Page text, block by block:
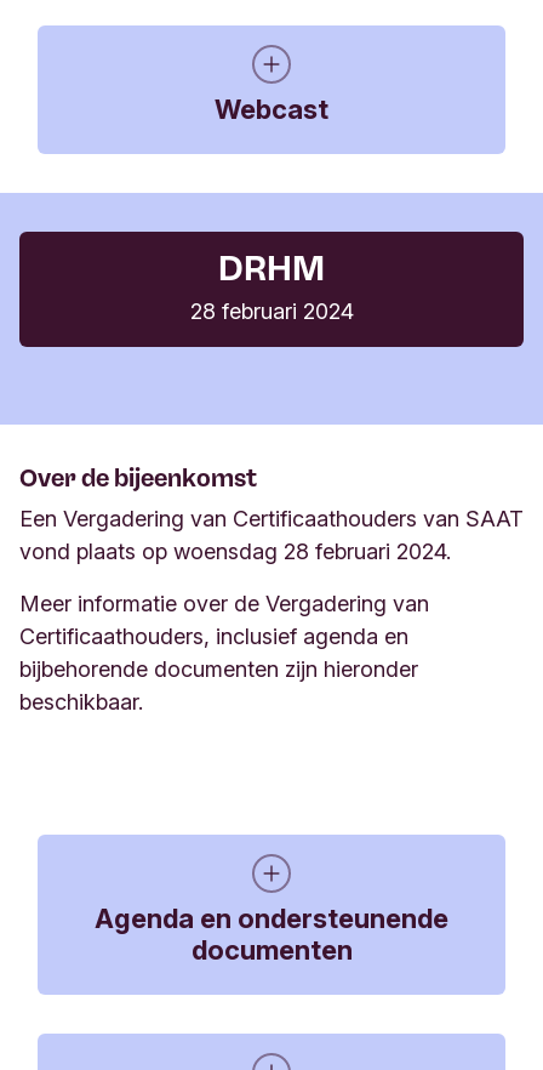
Notulen Vergadering van
56 KB, PDF
Webcast
De bijeenkomst is in het Nederlands, maar
vertalingen in het Engels, Spaans, Duits en Frans
DRHM
28 februari 2024
Over de bijeenkomst
Een Vergadering van Certificaathouders van SAAT
vond plaats op woensdag 28 februari 2024.
Meer informatie over de Vergadering van
Certificaathouders, inclusief agenda en
bijbehorende documenten zijn hieronder
beschikbaar.
Agenda en ondersteunende
documenten